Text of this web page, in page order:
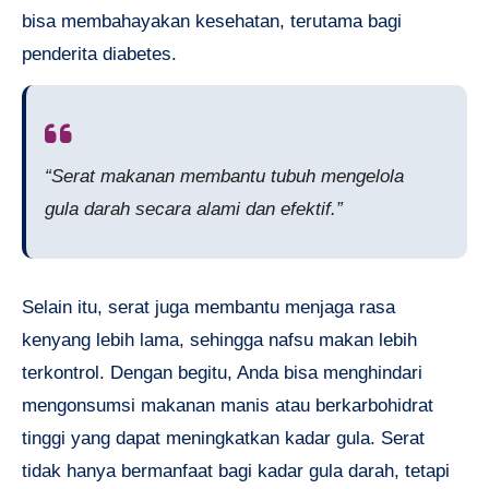
bisa membahayakan kesehatan, terutama bagi
penderita diabetes.
“Serat makanan membantu tubuh mengelola
gula darah secara alami dan efektif.”
Selain itu, serat juga membantu menjaga rasa
kenyang lebih lama, sehingga nafsu makan lebih
terkontrol. Dengan begitu, Anda bisa menghindari
mengonsumsi makanan manis atau berkarbohidrat
tinggi yang dapat meningkatkan kadar gula. Serat
tidak hanya bermanfaat bagi kadar gula darah, tetapi